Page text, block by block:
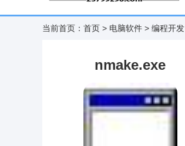
当前首页： 首页 > 电脑软件 > 编程开发
nmake.exe